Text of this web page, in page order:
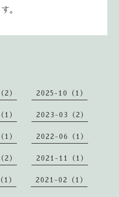
。
2） 2025-10（1）
1） 2023-03（2）
1） 2022-06（1）
2） 2021-11（1）
） 2021-02（1）